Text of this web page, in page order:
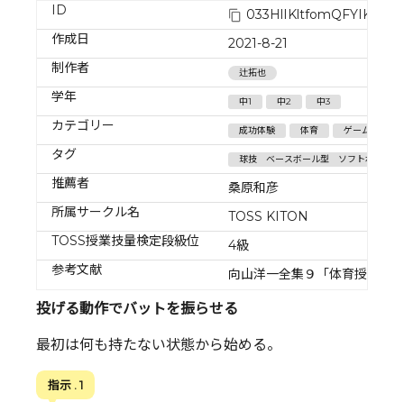
ID
033HlIKltfomQFYIKhKe
作成日
2021-8-21
制作者
辻拓也
学年 中1 中2 中3
カテゴリー 成功体験 体育 ゲーム／ボー
タグ 球技 ベースボール型 ソフトボール
推薦者
桑原和彦
所属サークル名
TOSS KITON
TOSS授業技量検定段級位
4級
参考文献
向山洋一全集９「体育授業を
投げる動作でバットを振らせる
最初は何も持たない状態から始める。
指示 . 1